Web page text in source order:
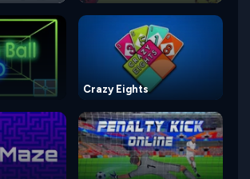
Crazy Eights